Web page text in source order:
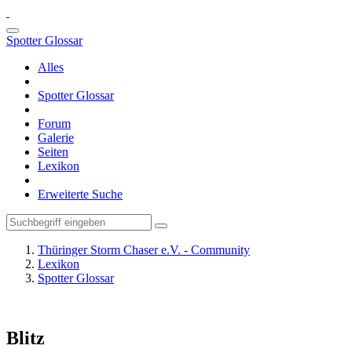
Spotter Glossar
Alles
Spotter Glossar
Forum
Galerie
Seiten
Lexikon
Erweiterte Suche
Thüringer Storm Chaser e.V. - Community
Lexikon
Spotter Glossar
Blitz